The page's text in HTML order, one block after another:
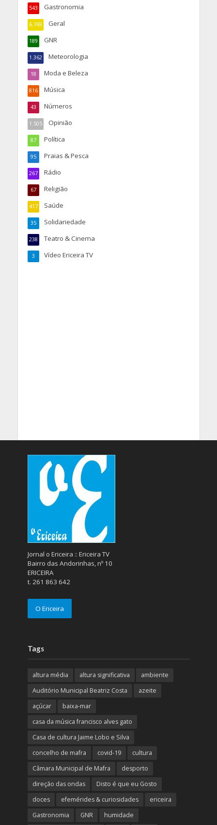
Gastronomia
543
Geral
6.769
GNR
189
Meteorologia
1.362
Moda e Beleza
18
Música
816
Números
43
Opinião
1.505
Política
87
Praias & Pesca
95
Rádio
267
Religião
67
Saúde
417
Solidariedade
35
Teatro & Cinema
238
Vídeo Ericeira TV
3
Jornal o Ericeira :: Ericeira TV
Bairro das Andorinhas, nº 10
ERICEIRA
t. 261 863 642
O Ericeira
Tags
altura média altura significativa
ambiente
Auditório Municipal Beatriz Costa
azeite
açúcar
baixa-mar
casa da música francisco alves gato
Casa de cultura Jaime Lobo e Silva
concelho de mafra
covid-19
cultura
Câmara Municipal de Mafra
desporto
direção das ondas
Disto é que eu Gosto
doces
efemérides & curiosidades
ericeira
Gastronomia
GNR humidade